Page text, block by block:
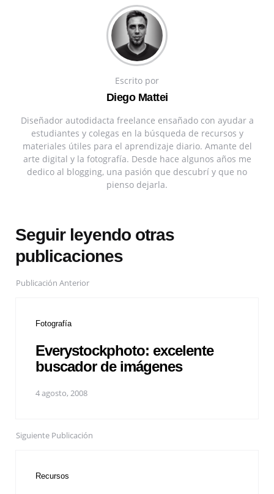
Escrito por
Diego Mattei
Diseñador autodidacta freelance ensañado con ayudar a
estudiantes y colegas en la búsqueda de recursos y
materiales útiles para el aprendizaje diario. Amante del
arte digital y la fotografía. Desde hace algunos años me
dedico al blogging, una pasión que descubrí y que no
pienso dejarla.
Seguir leyendo otras
publicaciones
Publicación Anterior
Fotografía
Everystockphoto: excelente
buscador de imágenes
4 agosto, 2008
Siguiente Publicación
Recursos